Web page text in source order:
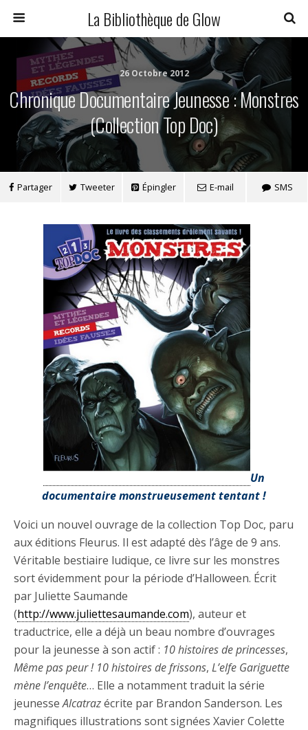
La Bibliothèque de Glow
26 Octobre 2012
Chronique Documentaire Jeunesse : Monstres
(Collection Top Doc)
Partager Tweeter Épingler E-mail SMS
Un
documentaire monstrueusement tentant !
Voici un nouvel ouvrage de la collection Top Doc, paru
aux éditions Fleurus. Il est adapté dès l’âge de 9 ans.
Véritable bestiaire ludique, ce livre sur les monstres
sort évidemment pour la période d’Halloween. Écrit
par Juliette Saumande
(http://www.juliettesaumande.com), auteur et
traductrice, elle a déjà un beau nombre d’ouvrages
pour la jeunesse à son actif : 10 histoires de princesses,
Même pas peur ! 10 histoires de frissons, L’elfe Gariguette
mène l’enquête… Elle a notamment traduit la série
jeunesseAlcatrazécrite par Brandon Sanderson. Les
magnifiques illustrations sont signées Xavier Colette